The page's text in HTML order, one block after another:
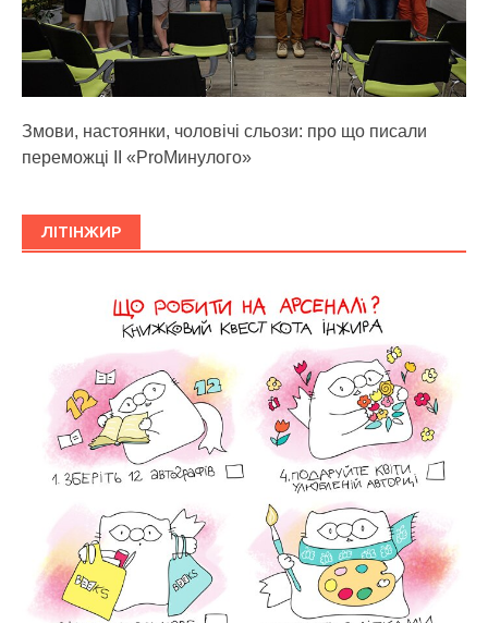
Змови, настоянки, чоловічі сльози: про що писали
переможці ІІ «ProМинулого»
ЛІТІНЖИР